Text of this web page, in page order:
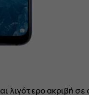
λιγότερο ακριβή σε